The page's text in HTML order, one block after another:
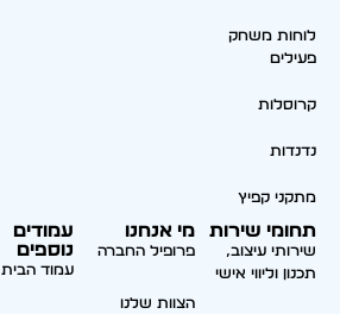
לוחות משחק
פעילים
קרוסלות
נדנדות
מתקני קפיץ
תחומי שירות
שירותי עיצוב,
תכנון וליווי אישי
מי אנחנו
פרופיל החברה
הצוות שלנו
עמודים
נוספים
עמוד הבית